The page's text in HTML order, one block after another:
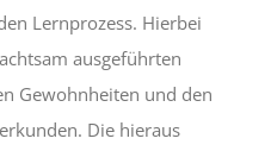
Lernprozess. Hierbei
ausgeführten
Gewohnheiten und den
Die hieraus